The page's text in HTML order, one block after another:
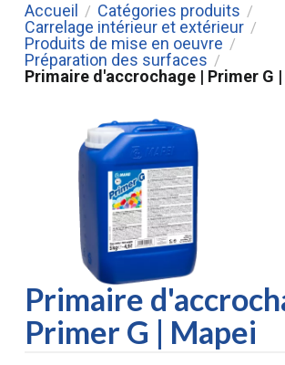
Accueil / Catégories produits /
Carrelage intérieur et extérieur /
Produits de mise en oeuvre /
Préparation des surfaces /
Primaire d'accrochage | Primer G
Primaire
Primer G | Mapei